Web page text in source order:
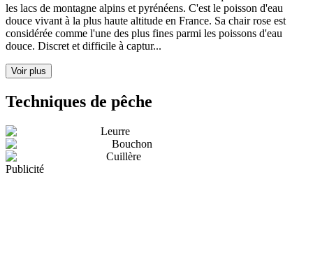
les lacs de montagne alpins et pyrénéens. C'est le poisson d'eau
douce vivant à la plus haute altitude en France. Sa chair rose est
considérée comme l'une des plus fines parmi les poissons d'eau
douce. Discret et difficile à captur...
Voir plus
Techniques de pêche
Leurre
Bouchon
Cuillère
Publicité